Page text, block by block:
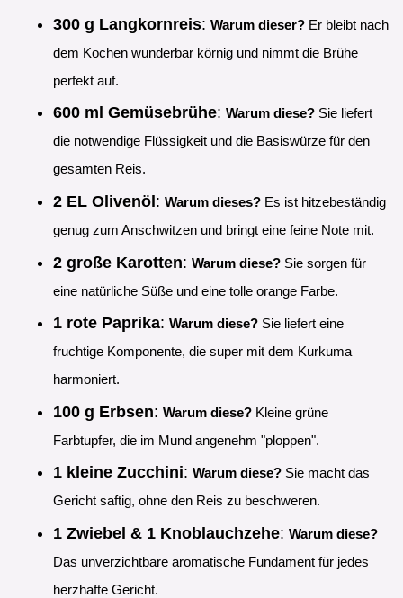
300 g Langkornreis: Warum dieser? Er bleibt nach
dem Kochen wunderbar körnig und nimmt die Brühe
perfekt auf.
600 ml Gemüsebrühe: Warum diese? Sie liefert
die notwendige Flüssigkeit und die Basiswürze für den
gesamten Reis.
2 EL Olivenöl: Warum dieses? Es ist hitzebeständig
genug zum Anschwitzen und bringt eine feine Note mit.
2 große Karotten: Warum diese? Sie sorgen für
eine natürliche Süße und eine tolle orange Farbe.
1 rote Paprika: Warum diese? Sie liefert eine
fruchtige Komponente, die super mit dem Kurkuma
harmoniert.
100 g Erbsen: Warum diese? Kleine grüne
Farbtupfer, die im Mund angenehm "ploppen".
1 kleine Zucchini: Warum diese? Sie macht das
Gericht saftig, ohne den Reis zu beschweren.
1 Zwiebel & 1 Knoblauchzehe: Warum diese?
Das unverzichtbare aromatische Fundament für jedes
herzhafte Gericht.